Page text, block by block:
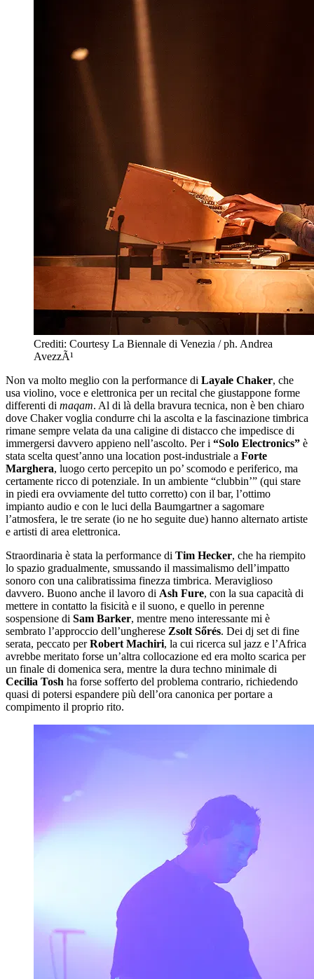
Crediti: Courtesy La Biennale di Venezia / ph. Andrea
AvezzÃ¹
Non va molto meglio con la performance di Layale Chaker, che
usa violino, voce e elettronica per un recital che giustappone forme
differenti di maqam. Al di là della bravura tecnica, non è ben chiaro
dove Chaker voglia condurre chi la ascolta e la fascinazione timbrica
rimane sempre velata da una caligine di distacco che impedisce di
immergersi davvero appieno nell’ascolto. Per i “Solo Electronics” è
stata scelta quest’anno una location post-industriale a Forte
Marghera, luogo certo percepito un po’ scomodo e periferico, ma
certamente ricco di potenziale. In un ambiente “clubbin’” (qui stare
in piedi era ovviamente del tutto corretto) con il bar, l’ottimo
impianto audio e con le luci della Baumgartner a sagomare
l’atmosfera, le tre serate (io ne ho seguite due) hanno alternato artiste
e artisti di area elettronica.
Straordinaria è stata la performance di Tim Hecker, che ha riempito
lo spazio gradualmente, smussando il massimalismo dell’impatto
sonoro con una calibratissima finezza timbrica. Meraviglioso
davvero. Buono anche il lavoro di Ash Fure, con la sua capacità di
mettere in contatto la fisicità e il suono, e quello in perenne
sospensione di Sam Barker, mentre meno interessante mi è
sembrato l’approccio dell’ungherese Zsolt Sőrés. Dei dj set di fine
serata, peccato perRobert Machiri, la cui ricerca sul jazz e l’Africa
avrebbe meritato forse un’altra collocazione ed era molto scarica per
un finale di domenica sera, mentre la dura techno minimale di
Cecilia Tosh ha forse sofferto del problema contrario, richiedendo
quasi di potersi espandere più dell’ora canonica per portare a
compimento il proprio rito.